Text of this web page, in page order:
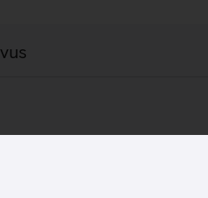
tehtud. Seade omab 14''
ID-kaardi lugeja ning